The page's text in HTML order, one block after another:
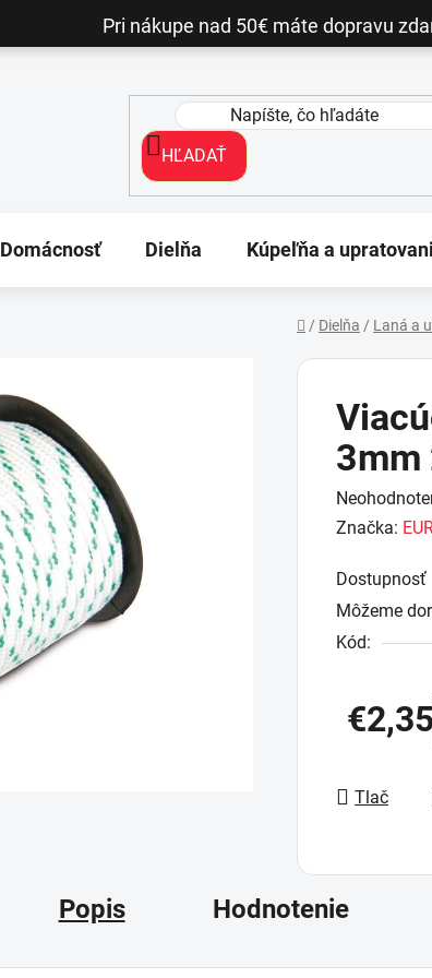
Pri nákupe nad 50€ máte dopravu
HĽADAŤ
Domácnosť Dielňa Kúpeľňa a
/ Dielňa / Laná a
3mm
Priemerné
hodnotenie
je
0,0
z
hviezdičiek.
Značka:
Dostupnosť
Môžeme
Kód:
€2,35
Tlač
Popis Hodnotenie